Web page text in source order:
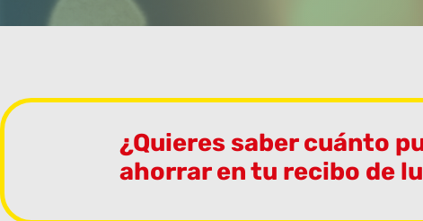
¿Quieres saber cuánto
ahorrar en tu recibo de